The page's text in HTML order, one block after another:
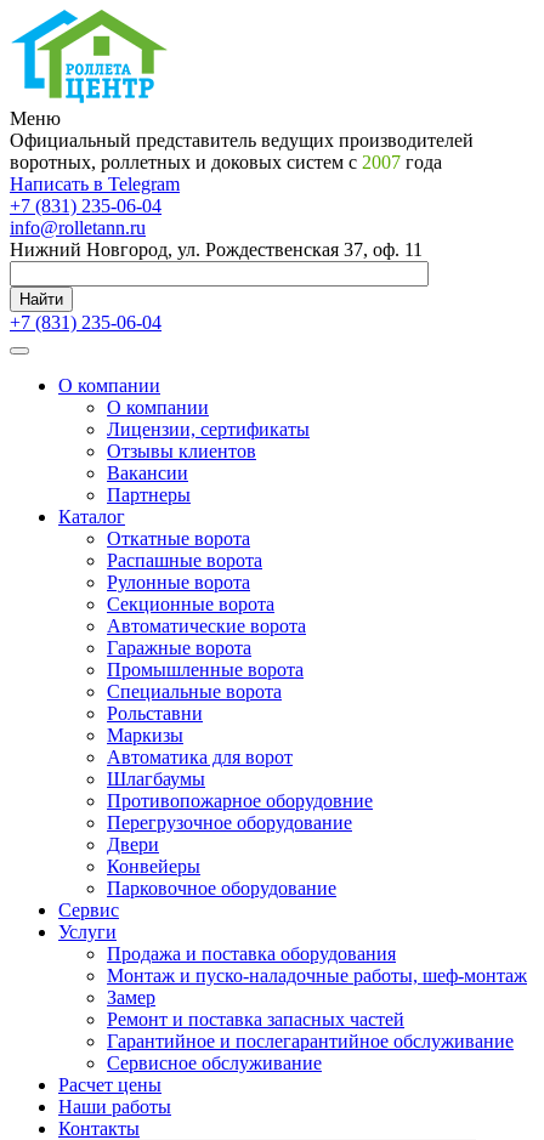
Меню
Официальный представитель ведущих производителей
воротных, роллетных и доковых систем с 2007 года
Написать в Telegram
+7 (831) 235-06-04
info@rolletann.ru
Нижний Новгород, ул. Рождественская 37, оф. 11
Найти
+7 (831) 235-06-04
О компании
О компании
Лицензии, сертификаты
Отзывы клиентов
Вакансии
Партнеры
Каталог
Откатные ворота
Распашные ворота
Рулонные ворота
Секционные ворота
Автоматические ворота
Гаражные ворота
Промышленные ворота
Специальные ворота
Рольставни
Маркизы
Автоматика для ворот
Шлагбаумы
Противопожарное оборудовние
Перегрузочное оборудование
Двери
Конвейеры
Парковочное оборудование
Сервис
Услуги
Продажа и поставка оборудования
Монтаж и пуско-наладочные работы, шеф-монтаж
Замер
Ремонт и поставка запасных частей
Гарантийное и послегарантийное обслуживание
Сервисное обслуживание
Расчет цены
Наши работы
Контакты